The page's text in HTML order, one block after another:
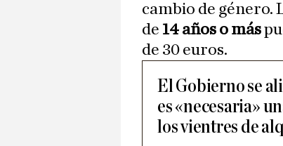
cambio de género.
de 14 años o más
de 30 euros.
El Gobierno se
es «necesaria»
los vientres de